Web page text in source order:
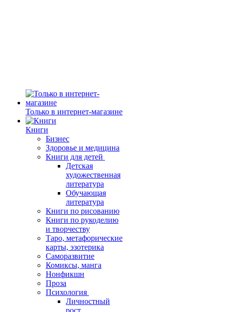
Только в интернет-магазине
Книги
Бизнес
Здоровье и медицина
Книги для детей
Детская
художественная
литература
Обучающая
литература
Книги по рисованию
Книги по рукоделию
и творчеству
Таро, метафорические
карты, эзотерика
Саморазвитие
Комиксы, манга
Нонфикшн
Проза
Психология
Личностный
рост